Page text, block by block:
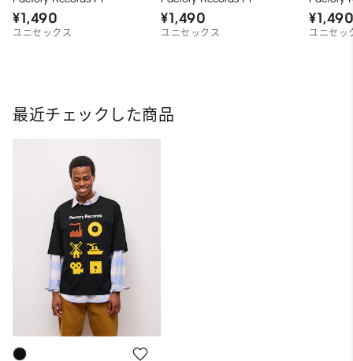
¥1,490
ユニセックス
¥1,490
ユニセックス ユニセッ
最近チェックした商品